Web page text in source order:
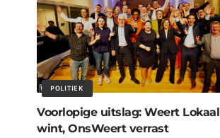
POLITIEK
Voorlopige uitslag: Weert Lokaal
wint, OnsWeert verrast